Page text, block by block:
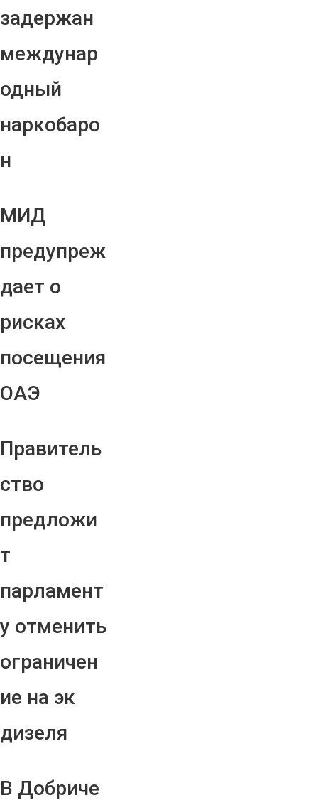
задержан
междунар
одный
наркобаро
н
МИД
предупреж
дает о
рисках
посещения
ОАЭ
Правитель
ство
предложи
т
парламент
у отменить
ограничен
ие на эк
дизеля
В Добриче